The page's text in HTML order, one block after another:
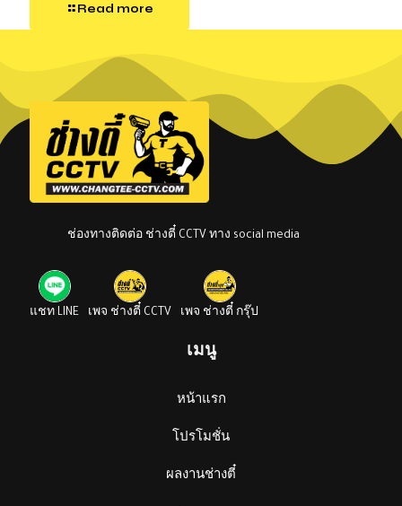
Read more
ช่องทางติดต่อ ช่างตี๋ CCTV ทาง social media
แชท LINE เพจ ช่างตี๋ CCTV เพจ ช่างตี๋ กรุ๊ป
เมนู
หน้าแรก
โปรโมชั่น
ผลงานช่างตี๋